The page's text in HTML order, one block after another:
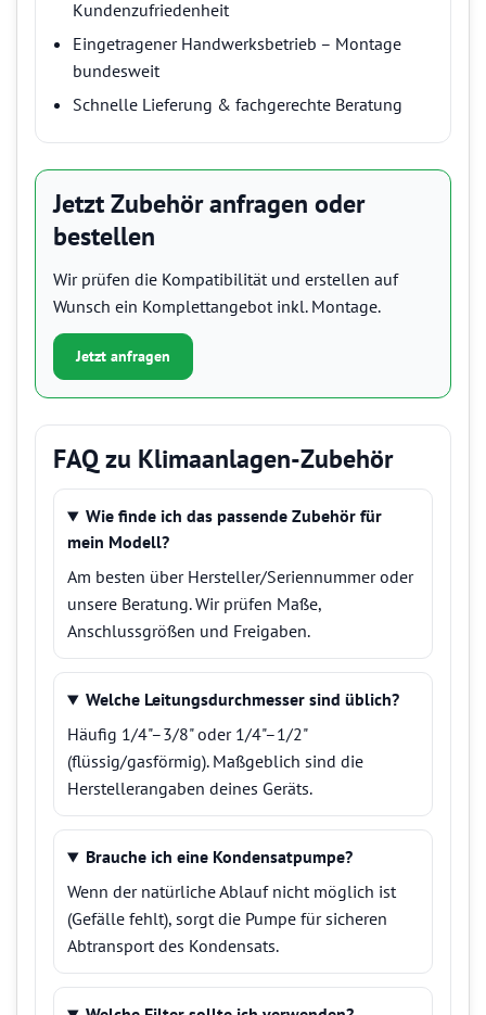
Kundenzufriedenheit
Eingetragener Handwerksbetrieb – Montage
bundesweit
Schnelle Lieferung & fachgerechte Beratung
Jetzt Zubehör anfragen oder
bestellen
Wir prüfen die Kompatibilität und erstellen auf
Wunsch ein Komplettangebot inkl. Montage.
Jetzt anfragen
FAQ zu Klimaanlagen-Zubehör
Wie finde ich das passende Zubehör für
mein Modell?
Am besten über Hersteller/Seriennummer oder
unsere Beratung. Wir prüfen Maße,
Anschlussgrößen und Freigaben.
Welche Leitungsdurchmesser sind üblich?
Häufig 1/4"–3/8" oder 1/4"–1/2"
(flüssig/gasförmig). Maßgeblich sind die
Herstellerangaben deines Geräts.
Brauche ich eine Kondensatpumpe?
Wenn der natürliche Ablauf nicht möglich ist
(Gefälle fehlt), sorgt die Pumpe für sicheren
Abtransport des Kondensats.